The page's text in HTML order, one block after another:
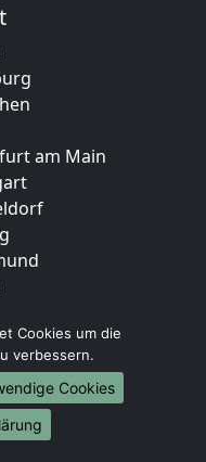
am Main
Cookies um die
verbessern.
Cookies